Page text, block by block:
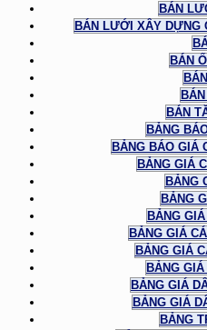
BÁN
BÁN LƯỚI XÂY DỰNG
BÁN
BÁN
BẢNG
BẢNG BÁO GIÁ
BẢNG GIÁ
BẢNG
BẢNG
BẢNG
BẢNG GIÁ
BẢNG GIÁ
BẢNG
BẢNG GIÁ
BẢNG GIÁ
BẢNG